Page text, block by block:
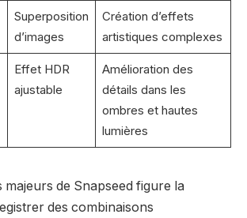
Superposition
d’images
Création d’effets
artistiques complexes
Effet HDR
ajustable
Amélioration des
détails dans les
ombres et hautes
lumières
majeurs de Snapseed figure la
des combinaisons